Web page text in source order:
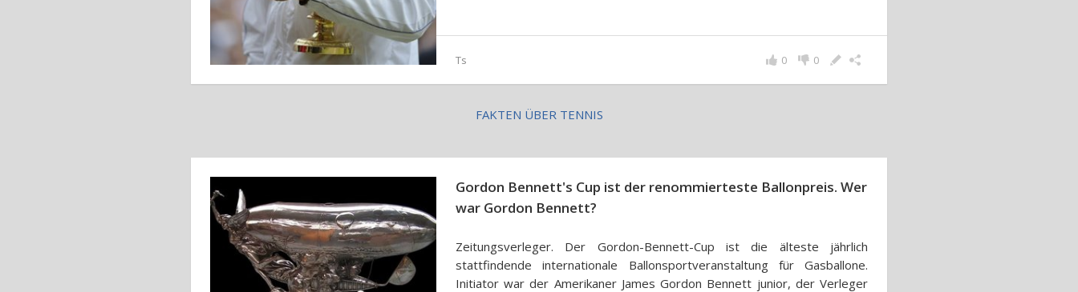
Ts 0
0
FAKTEN ÜBER TENNIS
Gordon Bennett's Cup ist der renommierteste Ballonpreis. Wer
war Gordon Bennett?
Zeitungsverleger. Der Gordon-Bennett-Cup ist die älteste jährlich
stattfindende internationale Ballonsportveranstaltung für Gasballone.
Initiator war der Amerikaner James Gordon Bennett junior, der Verleger